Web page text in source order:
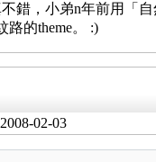
錯，小弟n年前用「
路的theme。 :)
2008-02-03